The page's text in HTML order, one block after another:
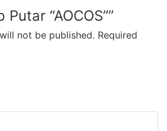
“AOCOS””
not be published. Required